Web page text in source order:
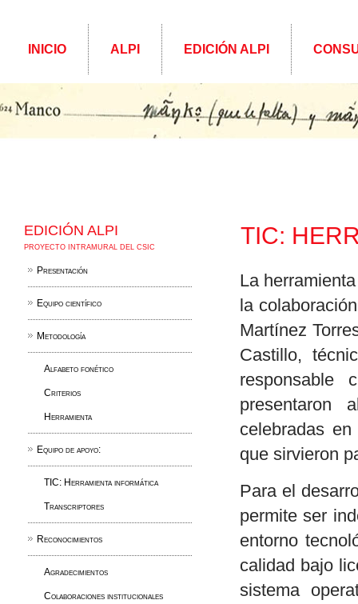
INICIO ALPI EDICIÓN ALPI
EDICIÓN ALPI
PROYECTO INTRAMURAL DEL CSIC
Presentación
Equipo científico
Metodología
Alfabeto fonético
Criterios
Herramienta
Equipo de apoyo:
TIC: Herramienta informática
Transcriptores
Reconocimientos
Agradecimientos
Colaboraciones institucionales
TIC:
La
la
Martínez
Castillo,
responsable
presentaron
celebradas
que sirvieron
Para el
permite ser
entorno
calidad bajo
sistema